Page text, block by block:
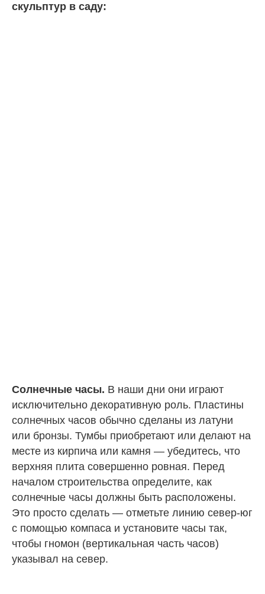
скульптур в саду:
Солнечные часы. В наши дни они играют
исключительно декоративную роль. Пластины
солнечных часов обычно сделаны из латуни
или бронзы. Тумбы приобретают или делают на
месте из кирпича или камня — убедитесь, что
верхняя плита совершенно ровная. Перед
началом строительства определите, как
солнечные часы должны быть расположены.
Это просто сделать — отметьте линию север-юг
с помощью компаса и установите часы так,
чтобы гномон (вертикальная часть часов)
указывал на север.